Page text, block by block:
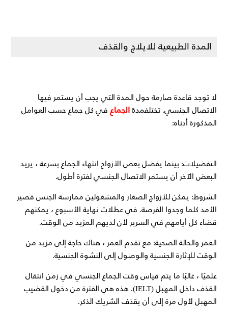
المدة الطبيعية للايلاج والقذف
لا توجد قاعدة صارمة حول المدة التي يجب أن يستمر فيها
الاتصال الجنسي. تختلفمدةالجماعفي كل جماع حسب العوامل
المذكورة أدناه:
التفضيلات: بينما يفضل بعض الأزواج انتهاء الجماع بسرعة ، يريد
البعض الآخر أن يستمر الاتصال الجنسي لفترة أطول.
الشروط: يمكن للأزواج الصغار والمشغولين ممارسة الجنس قصير
الأمد كلما وجدوا الفرصة. في عطلات نهاية الأسبوع ، يمكنهم
قضاء كل أيامهم في السرير لأن لديهم المزيد من الوقت.
العمر والحالة الصحية: مع تقدم العمر ، هناك حاجة إلى مزيد من
الوقت للإثارة الجنسية والوصول إلى النشوة الجنسية.
علميًا ، غالبًا ما يتم قياس وقت الجماع الجنسي في زمن انتقال
القذف داخل المهبل (IELT). هذه هي الفترة من دخول القضيب
المهبل لأول مرة إلى أن يقذف الشريك الذكر.